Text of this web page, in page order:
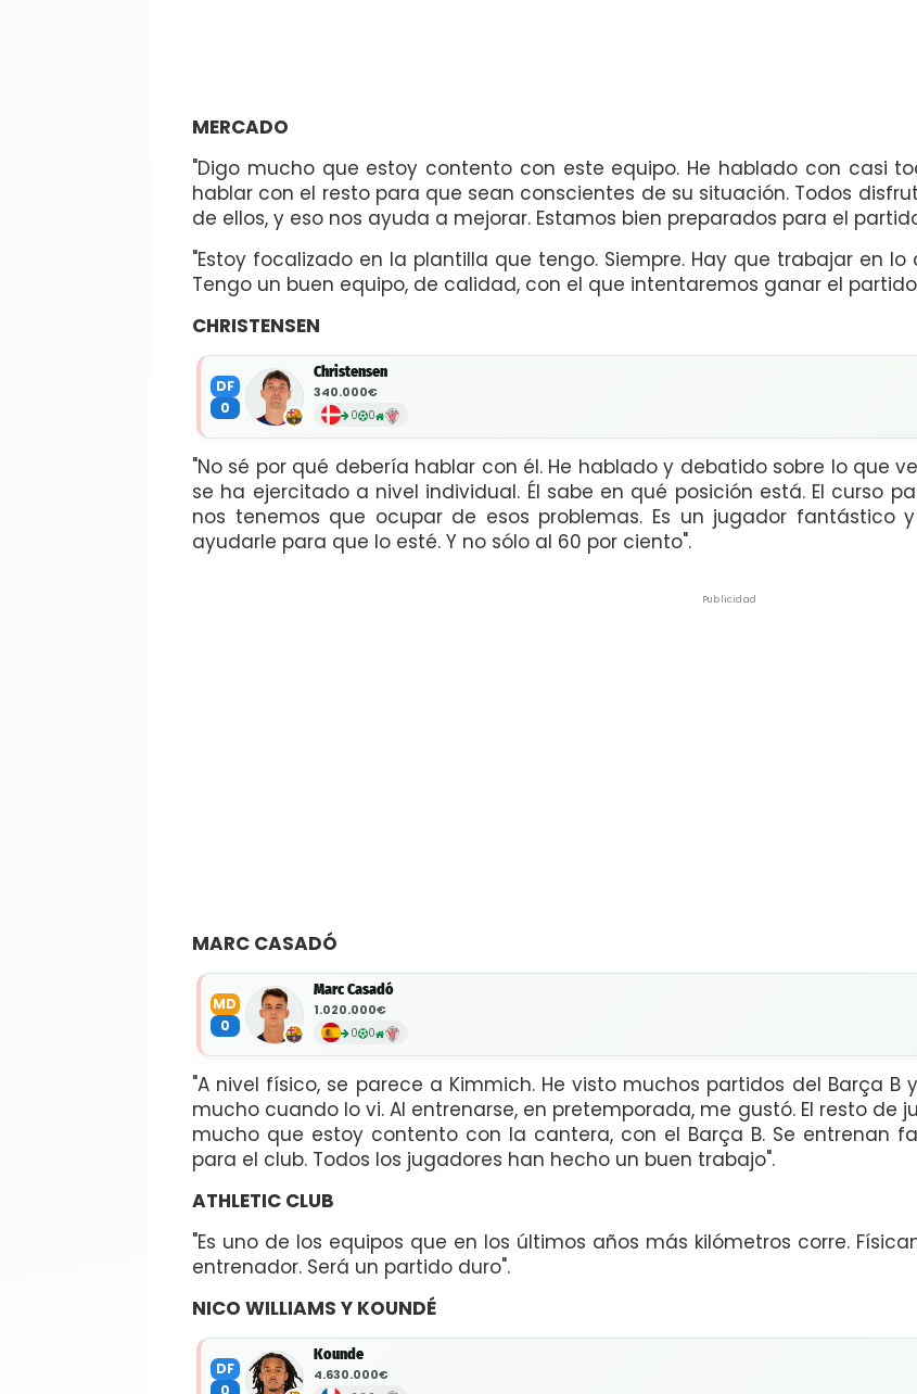
MERCADO
"Digo mucho que estoy contento con este equipo. He hablado con casi
hablar con el resto para que sean conscientes de su situación. Todos
de ellos, y eso nos ayuda a mejorar. Estamos bien preparados para el
"Estoy focalizado en la plantilla que tengo. Siempre. Hay que trabajar en
Tengo un buen equipo, de calidad, con el que intentaremos ganar el
CHRISTENSEN
DF
0
Christensen
340.000€
0 0
"No sé por qué debería hablar con él. He hablado y debatido sobre lo que
se ha ejercitado a nivel individual. Él sabe en qué posición está. El curso
nos tenemos que ocupar de esos problemas. Es un jugador
ayudarle para que lo esté. Y no sólo al 60 por ciento".
Publicidad
MARC CASADÓ
MD
0
Marc Casadó
1.020.000€
0 0
"A nivel físico, se parece a Kimmich. He visto muchos partidos del Barça
mucho cuando lo vi. Al entrenarse, en pretemporada, me gustó. El resto de
mucho que estoy contento con la cantera, con el Barça B. Se entrenan
para el club. Todos los jugadores han hecho un buen trabajo".
ATHLETIC CLUB
"Es uno de los equipos que en los últimos años más kilómetros corre.
entrenador. Será un partido duro".
NICO WILLIAMS Y KOUNDÉ
DF
0
Kounde
4.630.000€